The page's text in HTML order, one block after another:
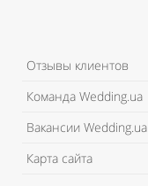
Отзывы клиентов
Команда Wedding.ua
Вакансии Wedding.ua
Карта сайта